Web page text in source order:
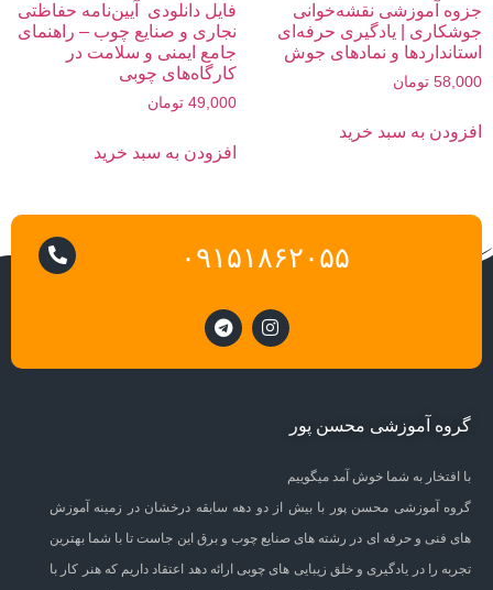
جزوه آموزشی نقشه‌خوانی
جوشکاری | یادگیری حرفه‌ای
استانداردها و نمادهای جوش
58,000 تومان
افزودن به سبد خرید
فایل دانلودی آیین‌نامه حفاظتی
نجاری و صنایع چوب – راهنمای
جامع ایمنی و سلامت در
کارگاه‌های چوبی
49,000 تومان
افزودن به سبد خرید
۰۹۱۵۱۸۶۲۰۵۵
گروه آموزشی محسن پور
با افتخار به شما خوش آمد میگوییم
گروه آموزشی محسن پور با بیش از دو دهه سابقه درخشان در زمینه آموزش
های فنی و حرفه ای در رشته های صنایع چوب و برق این جاست تا با شما بهترین
تجربه را در یادگیری و خلق زیبایی های چوبی ارائه دهد اعتقاد داریم که هنر کار با